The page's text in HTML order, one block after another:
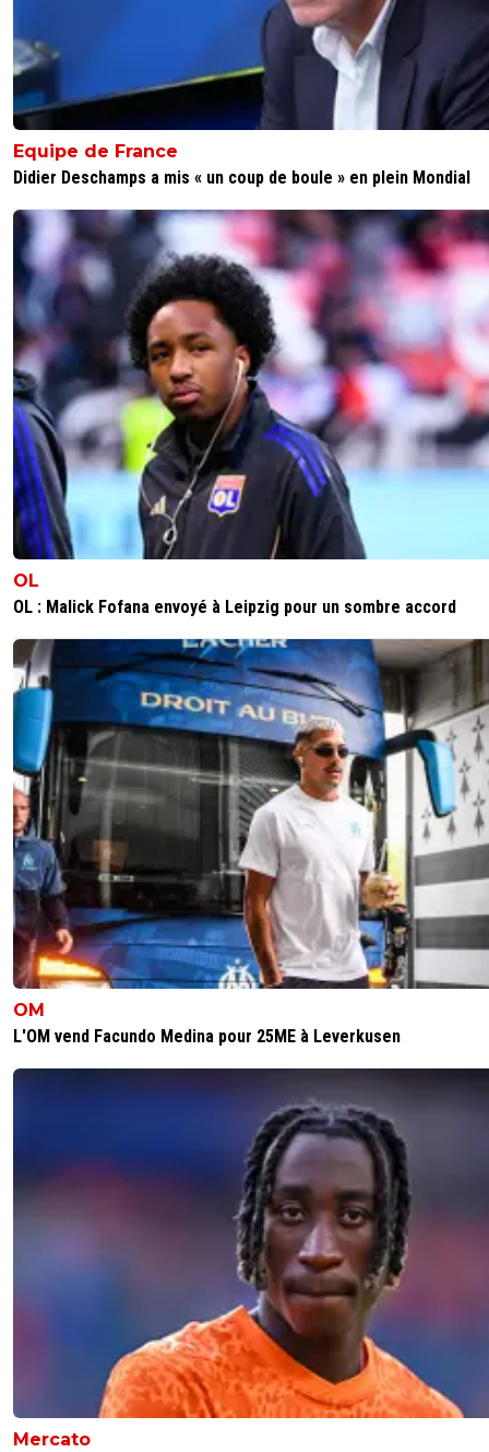
Equipe de France
Didier Deschamps a mis « un coup de boule » en plein Mondial
OL
OL : Malick Fofana envoyé à Leipzig pour un sombre accord
OM
L'OM vend Facundo Medina pour 25ME à Leverkusen
Mercato